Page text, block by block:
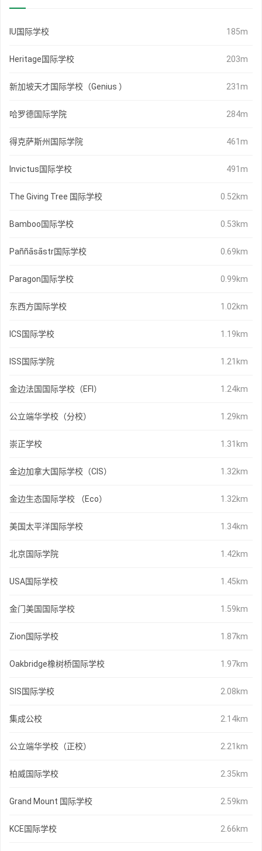
IU国际学校 185m
Heritage国际学校 203m
新加坡天才国际学校（Genius ） 231m
哈罗德国际学院 284m
得克萨斯州国际学院 461m
Invictus国际学校 491m
The Giving Tree 国际学校 0.52km
Bamboo国际学校 0.53km
Paññāsāstr国际学校 0.69km
Paragon国际学校 0.99km
东西方国际学校 1.02km
ICS国际学校 1.19km
ISS国际学院 1.21km
金边法国国际学校（EFI） 1.24km
公立端华学校（分校） 1.29km
崇正学校 1.31km
金边加拿大国际学校（CIS） 1.32km
金边生态国际学校 （Eco） 1.32km
美国太平洋国际学校 1.34km
北京国际学院 1.42km
USA国际学校 1.45km
金门美国国际学校 1.59km
Zion国际学校 1.87km
Oakbridge橡树桥国际学校 1.97km
SIS国际学校 2.08km
集成公校 2.14km
公立端华学校（正校） 2.21km
柏威国际学校 2.35km
Grand Mount 国际学校 2.59km
KCE国际学校 2.66km